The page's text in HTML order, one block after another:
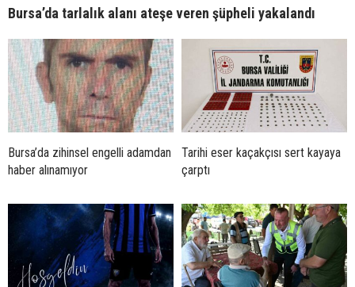
Bursa’da tarlalık alanı ateşe veren şüpheli yakalandı
Bursa’da zihinsel engelli adamdan
haber alınamıyor
Tarihi eser kaçakçısı sert kayaya
çarptı